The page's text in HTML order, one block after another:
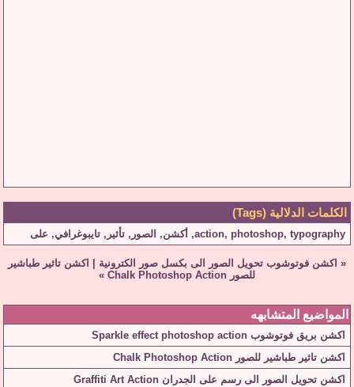
الكلمات الدلالية (Tags)
action, photoshop, typography
, أكشن, الصور , تأثير , تايبوغرافي, على
« اكشن فوتوشوب تحويل الصور الى بكسل صور الكترونية
اكشن تاثير طباشير
للصور Chalk Photoshop Action
»
المواضيع المتشابهه
اكشن بريق فوتوشوب Sparkle effect photoshop action
اكشن تاثير طباشير للصور Chalk Photoshop Action
اكشن تحويل الصور الى رسم على الجدران Graffiti Art Action